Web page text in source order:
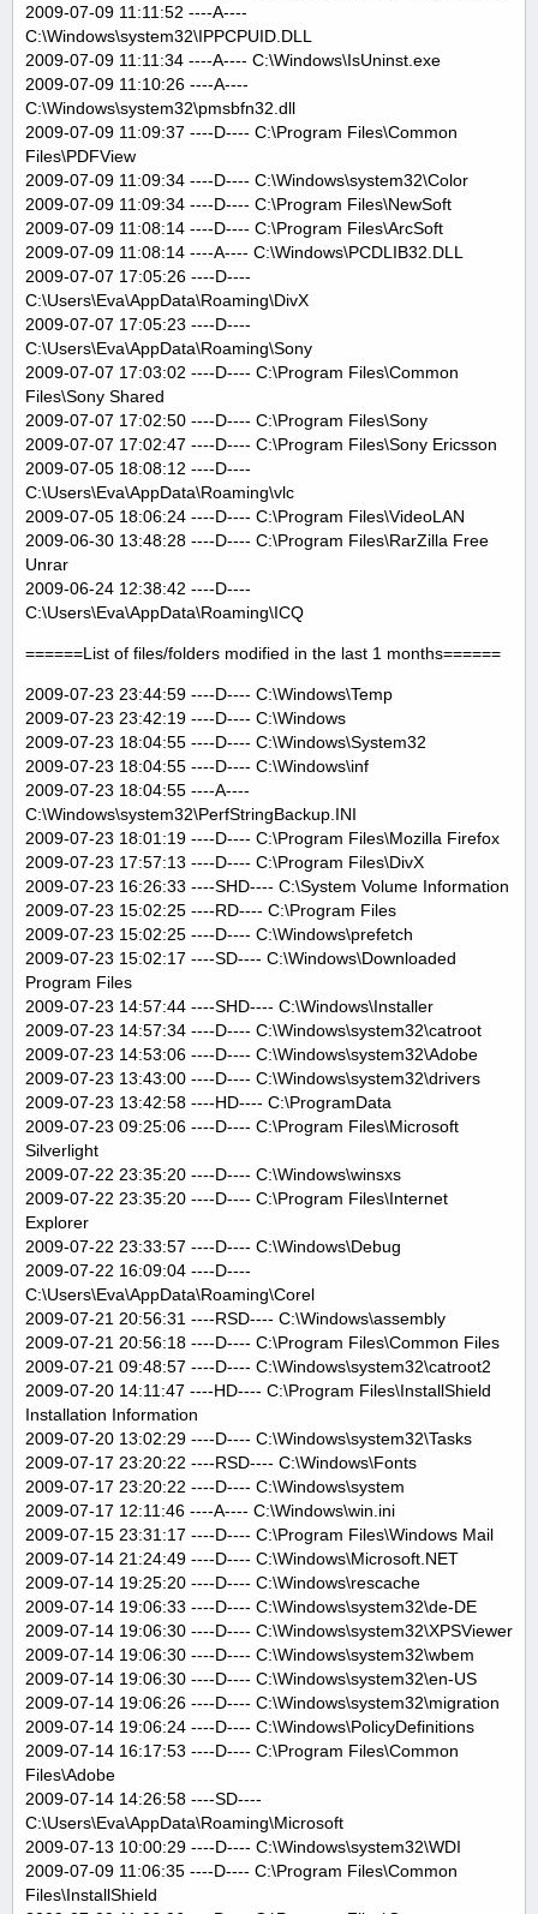
2009-07-09 11:11:52 ----A----
C:\Windows\system32\IPPCPUID.DLL
2009-07-09 11:11:34 ----A---- C:\Windows\IsUninst.exe
2009-07-09 11:10:26 ----A----
C:\Windows\system32\pmsbfn32.dll
2009-07-09 11:09:37 ----D---- C:\Program Files\Common
Files\PDFView
2009-07-09 11:09:34 ----D---- C:\Windows\system32\Color
2009-07-09 11:09:34 ----D---- C:\Program Files\NewSoft
2009-07-09 11:08:14 ----D---- C:\Program Files\ArcSoft
2009-07-09 11:08:14 ----A---- C:\Windows\PCDLIB32.DLL
2009-07-07 17:05:26 ----D----
C:\Users\Eva\AppData\Roaming\DivX
2009-07-07 17:05:23 ----D----
C:\Users\Eva\AppData\Roaming\Sony
2009-07-07 17:03:02 ----D---- C:\Program Files\Common
Files\Sony Shared
2009-07-07 17:02:50 ----D---- C:\Program Files\Sony
2009-07-07 17:02:47 ----D---- C:\Program Files\Sony Ericsson
2009-07-05 18:08:12 ----D----
C:\Users\Eva\AppData\Roaming\vlc
2009-07-05 18:06:24 ----D---- C:\Program Files\VideoLAN
2009-06-30 13:48:28 ----D---- C:\Program Files\RarZilla Free
Unrar
2009-06-24 12:38:42 ----D----
C:\Users\Eva\AppData\Roaming\ICQ
======List of files/folders modified in the last 1 months======
2009-07-23 23:44:59 ----D---- C:\Windows\Temp
2009-07-23 23:42:19 ----D---- C:\Windows
2009-07-23 18:04:55 ----D---- C:\Windows\System32
2009-07-23 18:04:55 ----D---- C:\Windows\inf
2009-07-23 18:04:55 ----A----
C:\Windows\system32\PerfStringBackup.INI
2009-07-23 18:01:19 ----D---- C:\Program Files\Mozilla Firefox
2009-07-23 17:57:13 ----D---- C:\Program Files\DivX
2009-07-23 16:26:33 ----SHD---- C:\System Volume Information
2009-07-23 15:02:25 ----RD---- C:\Program Files
2009-07-23 15:02:25 ----D---- C:\Windows\prefetch
2009-07-23 15:02:17 ----SD---- C:\Windows\Downloaded
Program Files
2009-07-23 14:57:44 ----SHD---- C:\Windows\Installer
2009-07-23 14:57:34 ----D---- C:\Windows\system32\catroot
2009-07-23 14:53:06 ----D---- C:\Windows\system32\Adobe
2009-07-23 13:43:00 ----D---- C:\Windows\system32\drivers
2009-07-23 13:42:58 ----HD---- C:\ProgramData
2009-07-23 09:25:06 ----D---- C:\Program Files\Microsoft
Silverlight
2009-07-22 23:35:20 ----D---- C:\Windows\winsxs
2009-07-22 23:35:20 ----D---- C:\Program Files\Internet
Explorer
2009-07-22 23:33:57 ----D---- C:\Windows\Debug
2009-07-22 16:09:04 ----D----
C:\Users\Eva\AppData\Roaming\Corel
2009-07-21 20:56:31 ----RSD---- C:\Windows\assembly
2009-07-21 20:56:18 ----D---- C:\Program Files\Common Files
2009-07-21 09:48:57 ----D---- C:\Windows\system32\catroot2
2009-07-20 14:11:47 ----HD---- C:\Program Files\InstallShield
Installation Information
2009-07-20 13:02:29 ----D---- C:\Windows\system32\Tasks
2009-07-17 23:20:22 ----RSD---- C:\Windows\Fonts
2009-07-17 23:20:22 ----D---- C:\Windows\system
2009-07-17 12:11:46 ----A---- C:\Windows\win.ini
2009-07-15 23:31:17 ----D---- C:\Program Files\Windows Mail
2009-07-14 21:24:49 ----D---- C:\Windows\Microsoft.NET
2009-07-14 19:25:20 ----D---- C:\Windows\rescache
2009-07-14 19:06:33 ----D---- C:\Windows\system32\de-DE
2009-07-14 19:06:30 ----D---- C:\Windows\system32\XPSViewer
2009-07-14 19:06:30 ----D---- C:\Windows\system32\wbem
2009-07-14 19:06:30 ----D---- C:\Windows\system32\en-US
2009-07-14 19:06:26 ----D---- C:\Windows\system32\migration
2009-07-14 19:06:24 ----D---- C:\Windows\PolicyDefinitions
2009-07-14 16:17:53 ----D---- C:\Program Files\Common
Files\Adobe
2009-07-14 14:26:58 ----SD----
C:\Users\Eva\AppData\Roaming\Microsoft
2009-07-13 10:00:29 ----D---- C:\Windows\system32\WDI
2009-07-09 11:06:35 ----D---- C:\Program Files\Common
Files\InstallShield